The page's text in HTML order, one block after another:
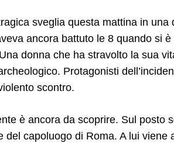
sveglia questa mattina in una
ancora battuto le 8 quando si
donna che ha stravolto la sua
Protagonisti
scontro.
è ancora da scoprire. Sul posto
capoluogo di Roma. A lui viene